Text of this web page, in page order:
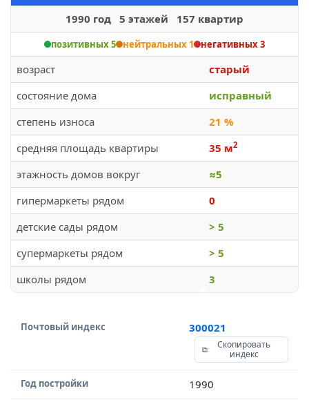
1990 год 5 этажей 157 квартир
позитивных 5 нейтральных 1 негативных 3
возраст
старый
состояние дома
исправный
степень износа
21 %
средняя площадь квартиры
35 м2
этажность домов вокруг
≈5
гипермаркеты рядом
0
детские сады рядом
> 5
супермаркеты рядом
> 5
школы рядом
3
Почтовый индекс 300021
Скопировать
индекс
Год постройки 1990